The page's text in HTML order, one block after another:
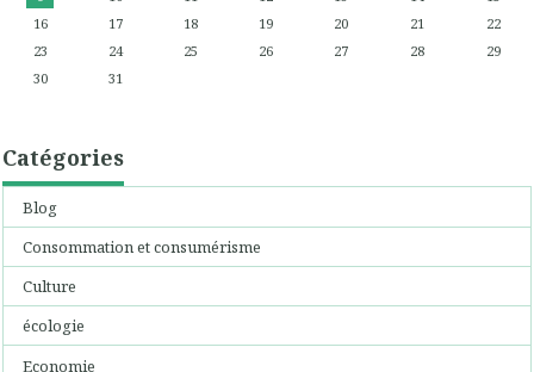
16
17 18 19 20 21
22
23
24 25 26 27 28
29
30
31
Catégories
Blog
Consommation et consumérisme
Culture
écologie
Economie